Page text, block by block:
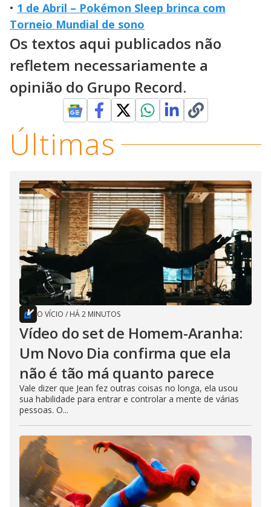
• 1 de Abril – Pokémon Sleep brinca com
Torneio Mundial de sono
Os textos aqui publicados não
refletem necessariamente a
opinião do Grupo Record.
Últimas
O VÍCIO / HÁ 2 MINUTOS
Vídeo do set de Homem-Aranha:
Um Novo Dia confirma que ela
não é tão má quanto parece
Vale dizer que Jean fez outras coisas no longa, ela usou
sua habilidade para entrar e controlar a mente de várias
pessoas. O...